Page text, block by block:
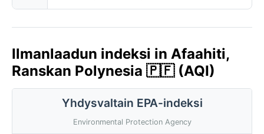
Ilmanlaadun indeksi in Afaahiti,
Ranskan Polynesia 🇵🇫 (AQI)
Yhdysvaltain EPA-indeksi
Environmental Protection Agency